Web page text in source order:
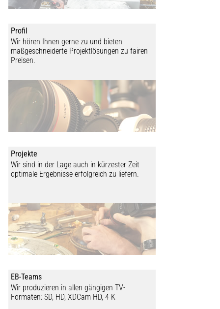
Profil
Wir hören Ihnen gerne zu und bieten
maßgeschneiderte Projektlösungen zu fairen
Preisen.
Projekte
Wir sind in der Lage auch in kürzester Zeit
optimale Ergebnisse erfolgreich zu liefern.
EB-Teams
Wir produzieren in allen gängigen TV-
Formaten: SD, HD, XDCam HD, 4 K